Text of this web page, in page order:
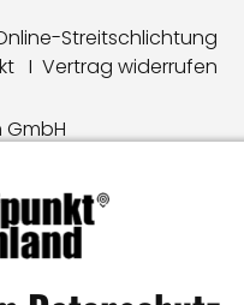
Streitschlichtung
I Vertrag widerrufen
GmbH